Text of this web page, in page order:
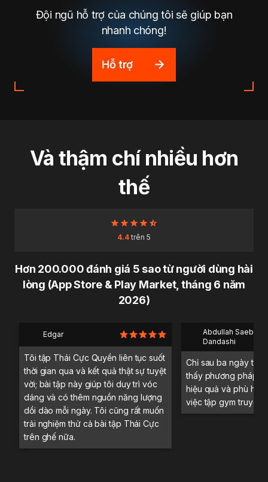
Đội ngũ hỗ trợ của chúng tôi sẽ giúp bạn
nhanh chóng!
Hỗ trợ
Và thậm chí nhiều hơn
thế
4.4trên 5
Hơn 200.000 đánh giá 5 sao từ người dùng hài
lòng (App Store & Play Market, tháng 6 năm
2026)
Edgar
Tôi tập Thái Cực Quyền liên tục suốt
thời gian qua và kết quả thật sự tuyệt
vời; bài tập này giúp tôi duy trì vóc
dáng và có thêm nguồn năng lượng
dồi dào mỗi ngày. Tôi cũng rất muốn
trải nghiệm thử cả bài tập Thái Cực
trên ghế nữa.
Abdullah Saeb Al
Dandashi
Chỉ sau ba ngày trải
thấy phương pháp
hiệu quả và phù hợp
việc tập gym truyền